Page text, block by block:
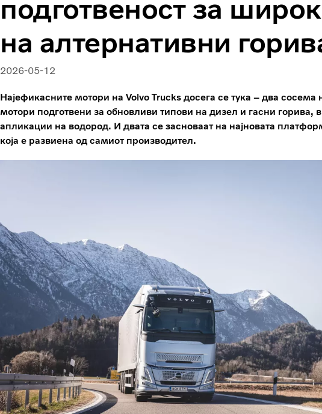
подготвеност за
на алтернативни
2026-05-12
Најефикасните мотори на Volvo Trucks досега се тука – два сосема
мотори подготвени за обновливи типови на дизел и гасни горива,
апликации на водород. И двата се засноваат на најновата
која е развиена од самиот производител.